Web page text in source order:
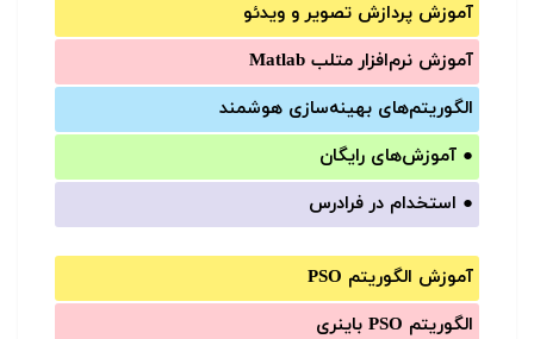
آموزش‌ پردازش تصویر و ویدئو
آموزش‌ نرم‌افزار متلب Matlab
الگوریتم‌های بهینه‌سازی هوشمند
● آموزش‌های رایگان
● استخدام در فرادرس
آموزش الگوریتم PSO
الگوریتم PSO باینری